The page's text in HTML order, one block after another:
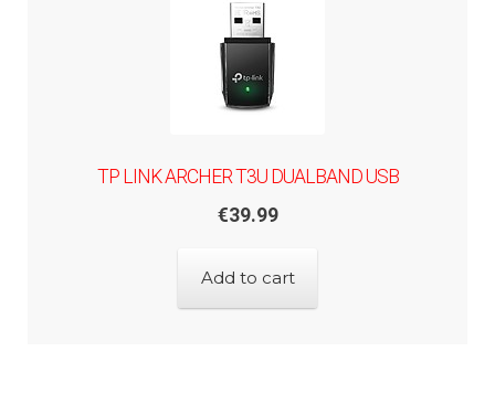
TP LINK ARCHER T3U DUALBAND USB
€39.99
Add to cart